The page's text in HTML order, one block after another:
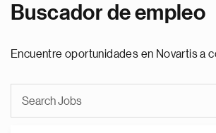
Buscador de empleo
Encuentre oportunidades en Novartis a